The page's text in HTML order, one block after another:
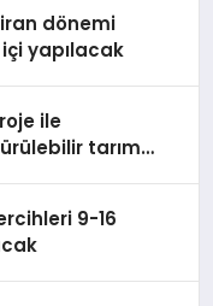
dönemi
yapılacak
ile
tarım
9-16